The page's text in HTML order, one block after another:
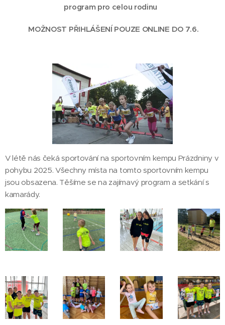
program pro celou rodinu
MOŽNOST PŘIHLÁŠENÍ POUZE ONLINE DO 7.6.
V létě nás čeká sportování na sportovním kempu Prázdniny v
pohybu 2025. Všechny místa na tomto sportovním kempu
jsou obsazena. Těšíme se na zajímavý program a setkání s
kamarády.